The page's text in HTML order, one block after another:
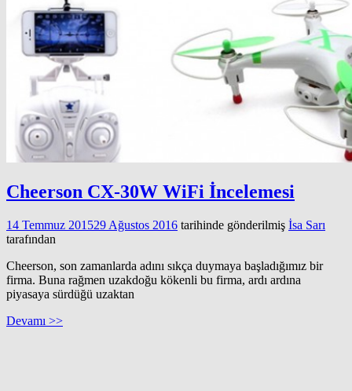
Cheerson CX-30W WiFi İncelemesi
14 Temmuz 201529 Ağustos 2016 tarihinde gönderilmiş İsa Sarı
tarafından
Cheerson, son zamanlarda adını sıkça duymaya başladığımız bir
firma. Buna rağmen uzakdoğu kökenli bu firma, ardı ardına
piyasaya sürdüğü uzaktan
Devamı >>